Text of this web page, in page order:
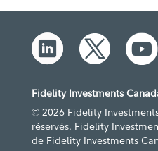
Fidelity Investments
© 2026 Fidelity
réservés. Fidelity
de Fidelity Investments